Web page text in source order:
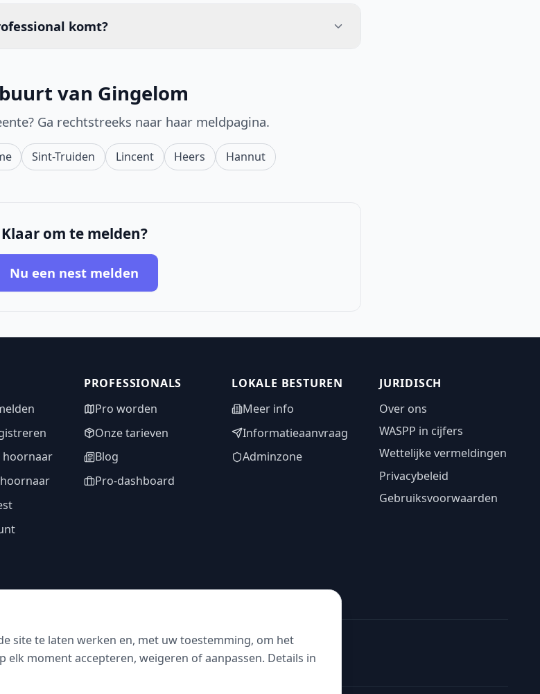
komt?
van Gingelom
Ga rechtstreeks naar haar meldpagina.
Sint-Truiden Lincent Heers Hannut
Klaar om te melden?
Nu een nest melden
hoornaar
PROFESSIONALS
Pro worden
Onze tarieven
Blog
Pro-dashboard
LOKALE BESTUREN
Meer info
Informatieaanvraag
Adminzone
JURIDISCH
Over ons
WASPP in cijfers
Wettelijke vermeldingen
Privacybeleid
Gebruiksvoorwaarden
VOLG ONS
site te laten werken en, met uw toestemming, om het
elk moment accepteren, weigeren of aanpassen. Details in